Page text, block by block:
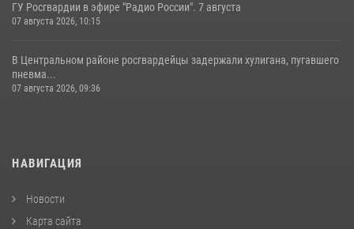
ГУ Росгвардии в эфире "Радио России". 7 августа
07 августа 2026, 10:15
В Центральном районе росгвардейцы задержали хулигана, пугавшего
пневма...
07 августа 2026, 09:36
НАВИГАЦИЯ
Новости
Карта сайта